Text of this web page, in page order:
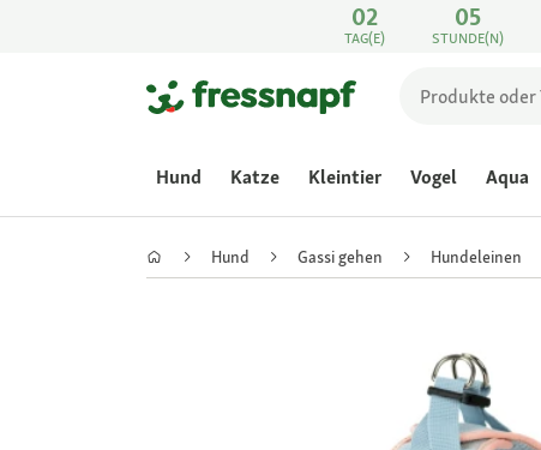
02
TAG(E)
05
STUNDE(N)
Hund Katze Kleintier Vogel Aqua
Hund Gassi gehen Hundeleinen